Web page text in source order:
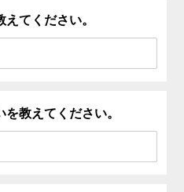
てください。
教えてください。